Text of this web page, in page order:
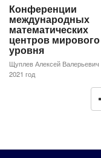
Конференции
международных
математических
центров мирового
уровня
Щуплев Алексей Валерьевич
2021 год